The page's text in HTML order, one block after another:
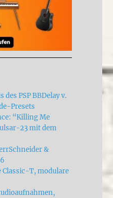
PSP BBDelay v.
Presets
“Killing Me
23 mit dem
&
T, modulare